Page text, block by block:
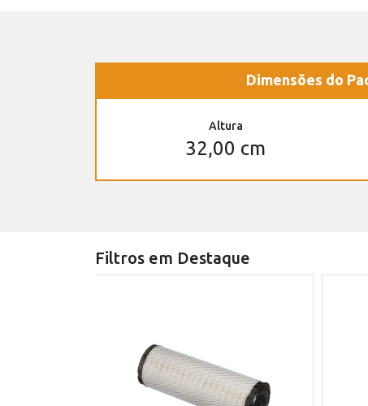
Dimensões do
Altura
32,00 cm
Filtros em Destaque